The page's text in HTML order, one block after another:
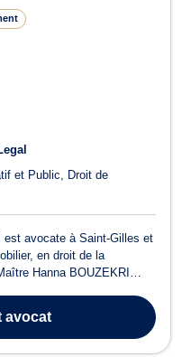
et Public
Droit de
est avocate à Saint-Gilles et
en droit de la
Hanna BOUZEKRI
immobilier, et vous
avocat